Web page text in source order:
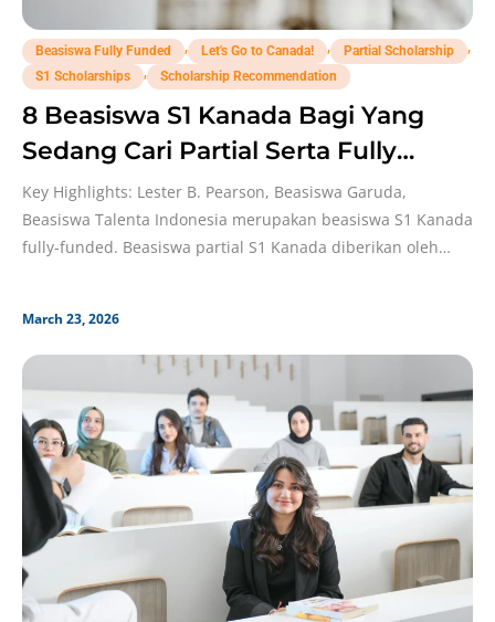
Beasiswa Fully Funded Let's Go to Canada! Partial Scholarship
S1 Scholarships
Scholarship Recommendation
8 Beasiswa S1 Kanada Bagi Yang
Sedang Cari Partial Serta Fully
Funded!
Key Highlights: Lester B. Pearson, Beasiswa Garuda,
Beasiswa Talenta Indonesia merupakan beasiswa S1 Kanada
fully-funded. Beasiswa partial S1 Kanada diberikan oleh
March 23, 2026